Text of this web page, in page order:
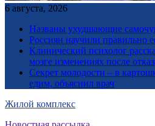
6 августа, 2026
Названы ухудшающие
Россиян научили правильно
Клинический психолог
мозге изменениях после
Секрет молодости – в
едим, объяснил врач
Жилой комплекс